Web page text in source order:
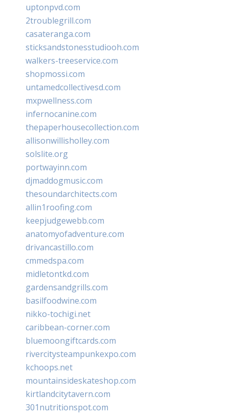
uptonpvd.com
2troublegrill.com
casateranga.com
sticksandstonesstudiooh.com
walkers-treeservice.com
shopmossi.com
untamedcollectivesd.com
mxpwellness.com
infernocanine.com
thepaperhousecollection.com
allisonwillisholley.com
solslite.org
portwayinn.com
djmaddogmusic.com
thesoundarchitects.com
allin1roofing.com
keepjudgewebb.com
anatomyofadventure.com
drivancastillo.com
cmmedspa.com
midletontkd.com
gardensandgrills.com
basilfoodwine.com
nikko-tochigi.net
caribbean-corner.com
bluemoongiftcards.com
rivercitysteampunkexpo.com
kchoops.net
mountainsideskateshop.com
kirtlandcitytavern.com
301nutritionspot.com